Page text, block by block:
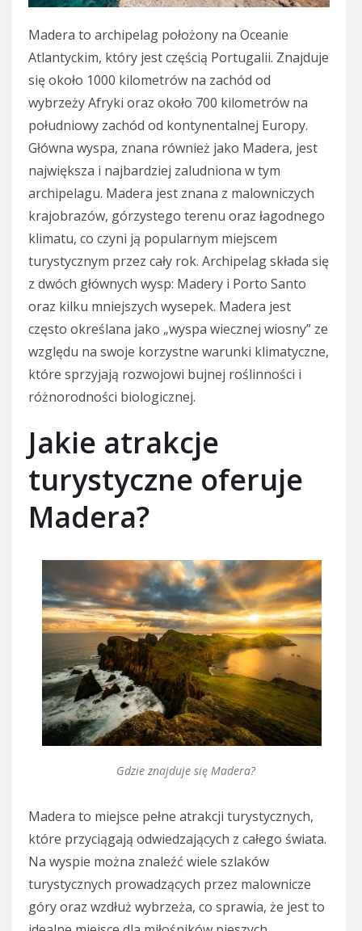
Madera to archipelag położony na Oceanie
Atlantyckim, który jest częścią Portugalii. Znajduje
się około 1000 kilometrów na zachód od
wybrzeży Afryki oraz około 700 kilometrów na
południowy zachód od kontynentalnej Europy.
Główna wyspa, znana również jako Madera, jest
największa i najbardziej zaludniona w tym
archipelagu. Madera jest znana z malowniczych
krajobrazów, górzystego terenu oraz łagodnego
klimatu, co czyni ją popularnym miejscem
turystycznym przez cały rok. Archipelag składa się
z dwóch głównych wysp: Madery i Porto Santo
oraz kilku mniejszych wysepek. Madera jest
często określana jako „wyspa wiecznej wiosny” ze
względu na swoje korzystne warunki klimatyczne,
które sprzyjają rozwojowi bujnej roślinności i
różnorodności biologicznej.
Jakie atrakcje
turystyczne oferuje
Madera?
Gdzie znajduje się Madera?
Madera to miejsce pełne atrakcji turystycznych,
które przyciągają odwiedzających z całego świata.
Na wyspie można znaleźć wiele szlaków
turystycznych prowadzących przez malownicze
góry oraz wzdłuż wybrzeża, co sprawia, że jest to